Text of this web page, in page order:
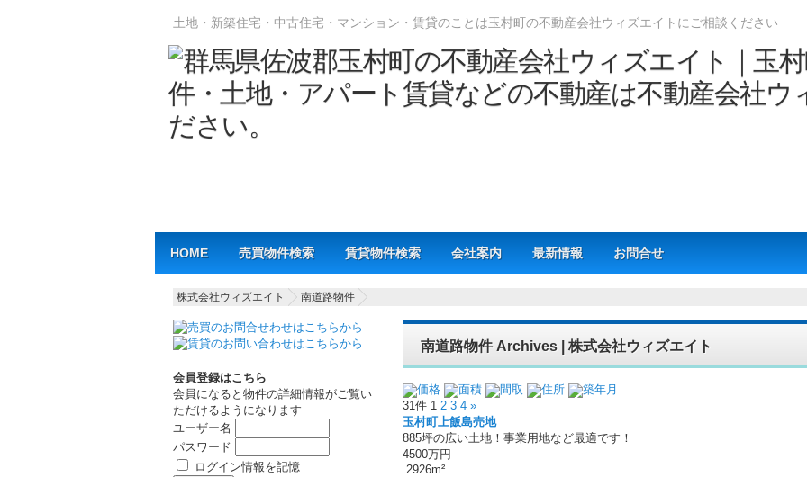
土地・新築住宅・中古住宅・マンション・賃貸のことは玉村町の不動産会社ウィズエイトにご相談ください
HOME 売買物件検索 賃貸物件検索 会社案内 最新情報 お問合せ
株式会社ウィズエイト 南道路物件
南道路物件 Archives | 株式会社ウィズエイト
価格 面積 間取 住所
築年月
31件 1 2 3 4 »
玉村町上飯島売地
885坪の広い土地！事業用地など最適です！
4500万円
2926m²
会員登録はこちら
会員になると物件の詳細情報がご覧い
ただけるようになります
ユーザー名
パスワード
ログイン情報を記憶